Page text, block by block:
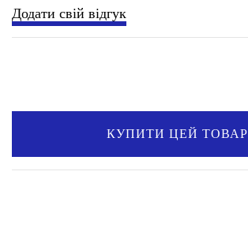
Додати свій відгук
КУПИТИ ЦЕЙ ТОВАР